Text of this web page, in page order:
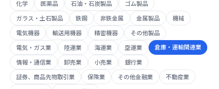
化学
医薬品 石油・石炭製品
ゴム製品
ガラス・土石製品
鉄鋼 非鉄金属 金属製品
機械
電気機器
輸送用機器 精密機器
その他製品
電気・ガス業
陸運業 海運業 空運業
倉庫・運輸関連業
情報・通信業
卸売業 小売業
銀行業
証券、商品先物取引業
保険業 その他金融業
不動産業